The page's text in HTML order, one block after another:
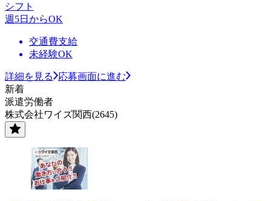
シフト
週5日からOK
交通費支給
未経験OK
詳細を見る
応募画面に進む
新着
派遣労働者
株式会社ワイズ関西(2645)